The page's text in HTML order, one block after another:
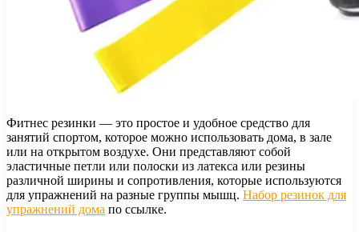
Фитнес резинки — это простое и удобное средство для
занятий спортом, которое можно использовать дома, в зале
или на открытом воздухе. Они представляют собой
эластичные петли или полоски из латекса или резины
различной ширины и сопротивления, которые используются
для упражнений на разные группы мышц. Набор резинок для
упражнений дома по ссылке.